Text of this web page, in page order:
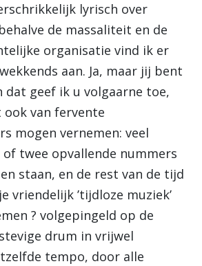
lyrisch over
de massaliteit en de
organisatie vind ik er
aan. Ja, maar jij bent
dat geef ik u volgaarne toe,
van fervente
mogen vernemen: veel
of twee opvallende nummers
staan, en de rest van de tijd
vriendelijk ’tijdloze muziek’
? volgepingeld op de
drum in vrijwel
tempo, door alle